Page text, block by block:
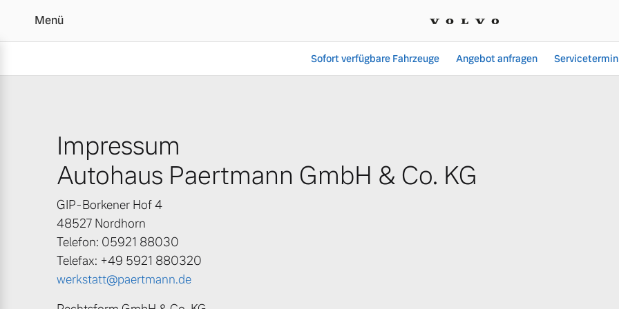
Menü
Sofort verfügbare Fahrzeuge Angebot anfragen Servicetermin
Vollelektrisch
6 Modelle
Plug-in Hybrid
3 Modelle
Impressum
Autohaus Paertmann GmbH & Co. KG
GIP-Borkener Hof 4
48527 Nordhorn
Telefon: 05921 88030
Telefax: +49 5921 880320
werkstatt@paertmann.de